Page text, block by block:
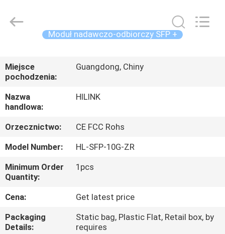
DOMU
PRODUKTY
O
NAS
WYCIECZKA
PO
FABRYCE
Technology
Co.,Ltd..
Moduł nadawczo-odbiorczy SFP +
Miejsce
pochodzenia:
Guangdong, Chiny
Nazwa
handlowa:
HILINK
Orzecznictwo:
CE FCC Rohs
Model Number:
HL-SFP-10G-ZR
Minimum Order
Quantity:
1pcs
Cena:
Get latest price
Packaging
Details:
Static bag, Plastic Flat, Retail box, by
requires